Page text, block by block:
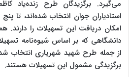
می‌گیرد. برگزیدگان طرح زنده‌یاد
استادیاران جوان انتخاب شده‌اند، تا
امکان دریافت این تسهیلات را دارند.
دانشگاهی که بر اساس شیوه‌نامه
از جمله طرح شهید شهریاری انتخاب
برگزیدگی مشمول این تسهیلات هستند.